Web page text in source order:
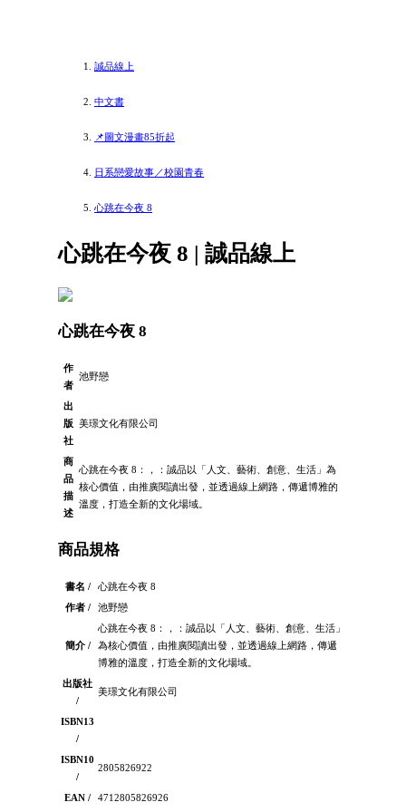
誠品線上
中文書
📌圖文漫畫85折起
日系戀愛故事／校園青春
心跳在今夜 8
心跳在今夜 8 | 誠品線上
心跳在今夜 8
作
者
池野戀
出
版
社
美璟文化有限公司
商
品
描
述
心跳在今夜 8：，：誠品以「人文、藝術、創意、生活」為
核心價值，由推廣閱讀出發，並透過線上網路，傳遞博雅的
溫度，打造全新的文化場域。
商品規格
書名 /
心跳在今夜 8
作者 /
池野戀
簡介 /
心跳在今夜 8：，：誠品以「人文、藝術、創意、生活」
為核心價值，由推廣閱讀出發，並透過線上網路，傳遞
博雅的溫度，打造全新的文化場域。
出版社
/
美璟文化有限公司
ISBN13
/
ISBN10
/
2805826922
EAN / 4712805826926